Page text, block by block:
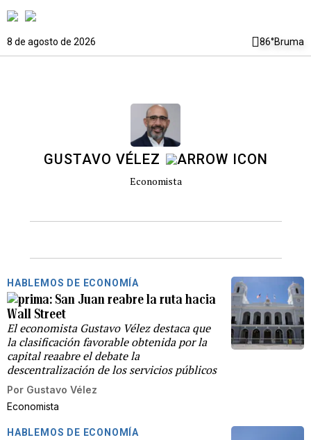
8 de agosto de 2026 86°Bruma
GUSTAVO VÉLEZ
Economista
HABLEMOS DE ECONOMÍA
San Juan reabre la ruta hacia
Wall Street
El economista Gustavo Vélez destaca que
la clasificación favorable obtenida por la
capital reaabre el debate la
descentralización de los servicios públicos
Por Gustavo Vélez
Economista
HABLEMOS DE ECONOMÍA